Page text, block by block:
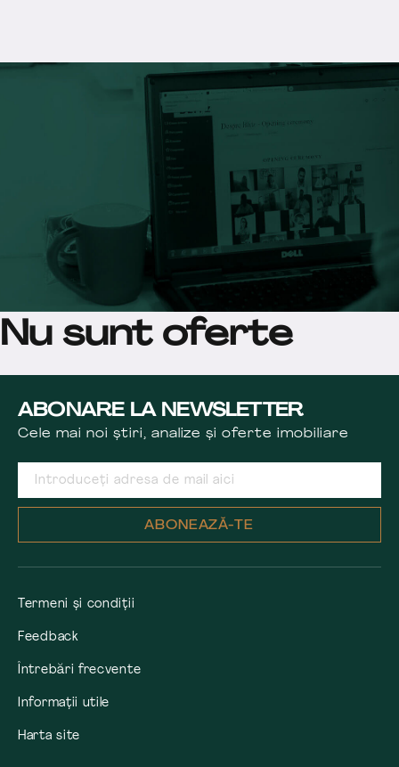
Nu sunt oferte
ABONARE LA NEWSLETTER
Cele mai noi știri, analize și oferte imobiliare
ABONEAZĂ-TE
Termeni și condiții
Feedback
Întrebări frecvente
Informații utile
Harta site